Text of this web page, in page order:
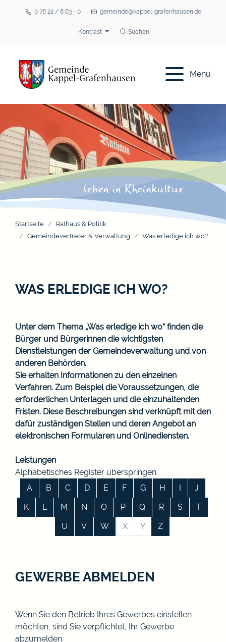
0 78 22 / 8 63 - 0 gemeinde@kappel-grafenhausen.de
Kontrast Suchen
Menü
Startseite
Rathaus & Politik
Gemeindevertreter & Verwaltung
Was erledige ich wo?
WAS ERLEDIGE ICH WO?
Unter dem Thema „Was erledige ich wo“ finden die
Bürger und Bürgerinnen die wichtigsten
Dienstleistungen der Gemeindeverwaltung und von
anderen Behörden.
Sie erhalten Informationen zu den einzelnen
Verfahren. Zum Beispiel die Voraussetzungen, die
erforderlichen Unterlagen und die einzuhaltenden
Fristen. Diese Beschreibungen sind verknüpft mit den
dafür zuständigen Stellen und deren Angebot an
elektronischen Formularen und Onlinediensten.
Leistungen
Alphabetisches Register überspringen
A
B C D E F G H I
J
K
L M N O P Q R S
T
U
V W X Y Z
GEWERBE ABMELDEN
Wenn Sie den Betrieb Ihres Gewerbes einstellen
möchten, sind Sie verpflichtet, Ihr Gewerbe
abzumelden.